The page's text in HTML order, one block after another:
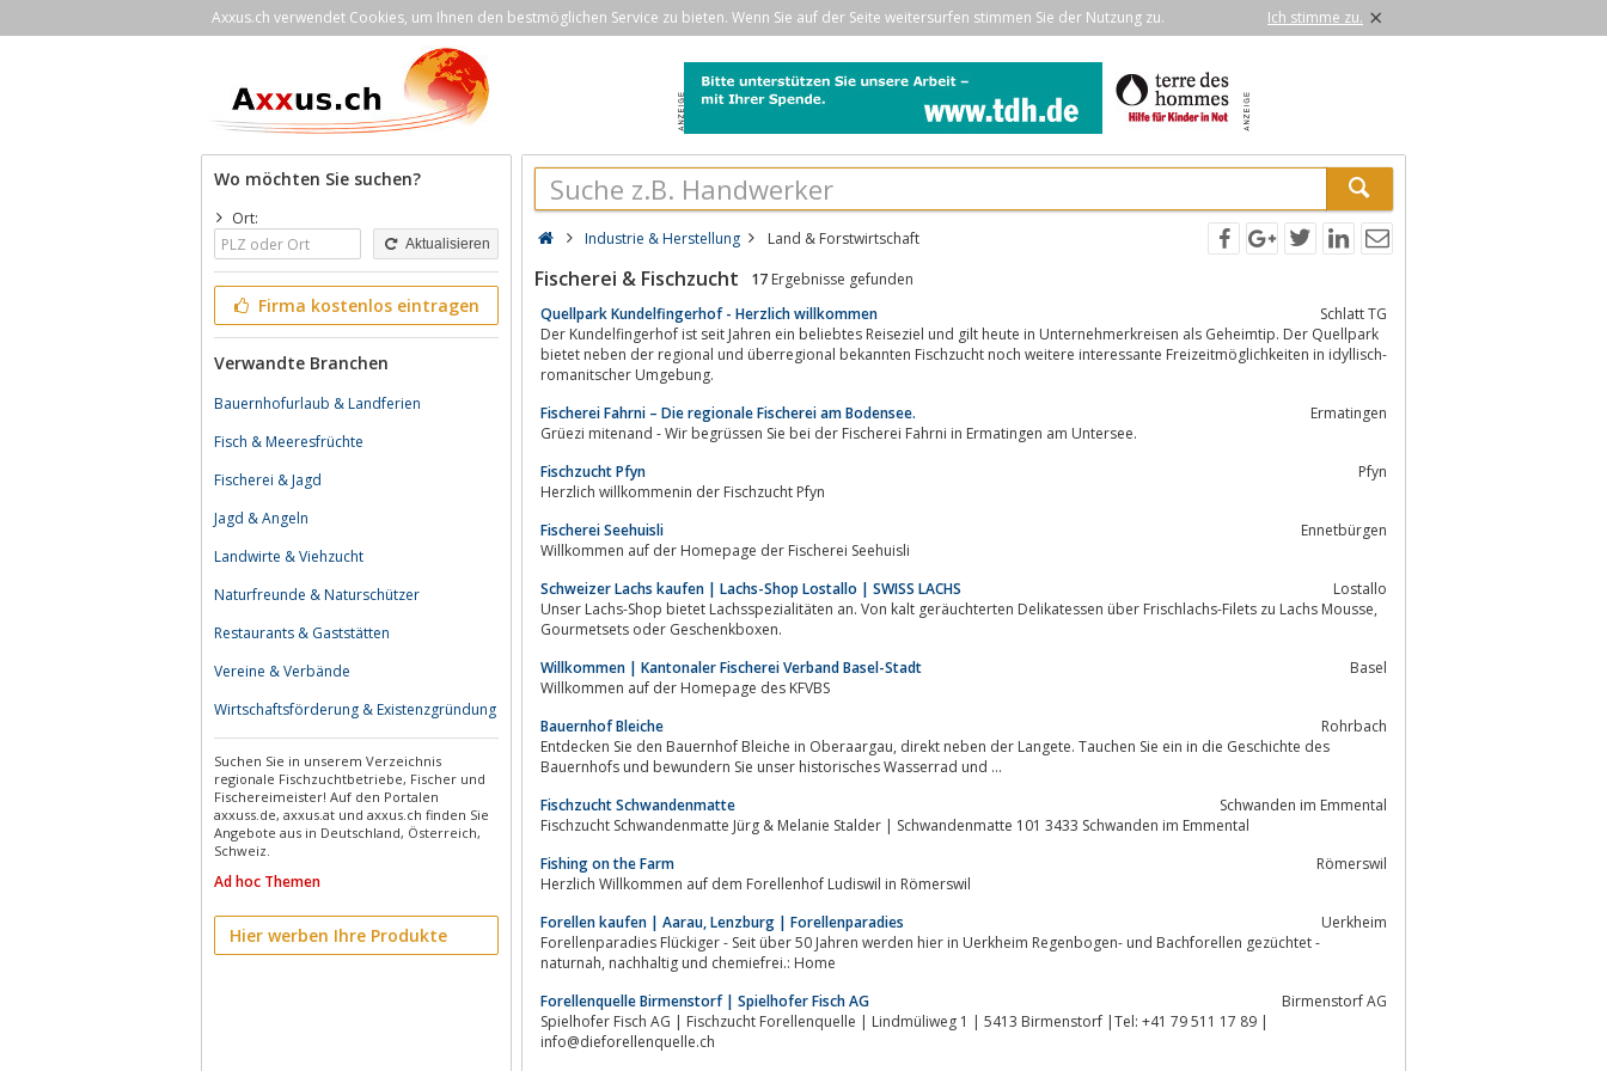
Axxus.ch verwendet Cookies, um Ihnen den bestmöglichen Service zu bieten. Wenn Sie auf der Seite weitersurfen stimmen Sie der Nutzung zu. Ich stimme zu. ×
Wo möchten Sie suchen?
Ort:
Aktualisieren
Firma kostenlos eintragen
Verwandte Branchen
Bauernhofurlaub & Landferien
Fisch & Meeresfrüchte
Fischerei & Jagd
Jagd & Angeln
Landwirte & Viehzucht
Naturfreunde & Naturschützer
Restaurants & Gaststätten
Vereine & Verbände
Wirtschaftsförderung & Existenzgründung
Suchen Sie in unserem Verzeichnis
regionale Fischzuchtbetriebe, Fischer und
Fischereimeister! Auf den Portalen
axxuss.de, axxus.at und axxus.ch finden Sie
Angebote aus in Deutschland, Österreich,
Schweiz.
Ad hoc Themen
Hier werben Ihre Produkte
Industrie & Herstellung Land & Forstwirtschaft
Fischerei & Fischzucht 17 Ergebnisse gefunden
Quellpark Kundelfingerhof - Herzlich willkommen
Schlatt TG
Der Kundelfingerhof ist seit Jahren ein beliebtes Reiseziel und gilt heute in Unternehmerkreisen als Geheimtip. Der Quellpark
bietet neben der regional und überregional bekannten Fischzucht noch weitere interessante Freizeitmöglichkeiten in idyllisch-
romanitscher Umgebung.
Fischerei Fahrni – Die regionale Fischerei am Bodensee.
Ermatingen
Grüezi mitenand - Wir begrüssen Sie bei der Fischerei Fahrni in Ermatingen am Untersee.
Fischzucht Pfyn
Pfyn
Herzlich willkommenin der Fischzucht Pfyn
Fischerei Seehuisli
Ennetbürgen
Willkommen auf der Homepage der Fischerei Seehuisli
Schweizer Lachs kaufen | Lachs-Shop Lostallo | SWISS LACHS
Lostallo
Unser Lachs-Shop bietet Lachsspezialitäten an. Von kalt geräuchterten Delikatessen über Frischlachs-Filets zu Lachs Mousse,
Gourmetsets oder Geschenkboxen.
Willkommen | Kantonaler Fischerei Verband Basel-Stadt
Basel
Willkommen auf der Homepage des KFVBS
Bauernhof Bleiche
Rohrbach
Entdecken Sie den Bauernhof Bleiche in Oberaargau, direkt neben der Langete. Tauchen Sie ein in die Geschichte des
Bauernhofs und bewundern Sie unser historisches Wasserrad und ...
Fischzucht Schwandenmatte
Schwanden im Emmental
Fischzucht Schwandenmatte Jürg & Melanie Stalder | Schwandenmatte 101 3433 Schwanden im Emmental
Fishing on the Farm
Römerswil
Herzlich Willkommen auf dem Forellenhof Ludiswil in Römerswil
Forellen kaufen | Aarau, Lenzburg | Forellenparadies
Uerkheim
Forellenparadies Flückiger - Seit über 50 Jahren werden hier in Uerkheim Regenbogen- und Bachforellen gezüchtet -
naturnah, nachhaltig und chemiefrei.: Home
Forellenquelle Birmenstorf | Spielhofer Fisch AG
Birmenstorf AG
Spielhofer Fisch AG | Fischzucht Forellenquelle | Lindmüliweg 1 | 5413 Birmenstorf |Tel: +41 79 511 17 89 |
info@dieforellenquelle.ch